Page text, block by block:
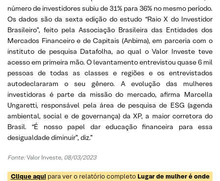
número de investidores subiu de 31% para 36% no mesmo período.
Os dados são da sexta edição do estudo “Raio X do Investidor
Brasileiro”, feito pela Associação Brasileira das Entidades dos
Mercados Financeiro e de Capitais (Anbima), em parceria com o
instituto de pesquisa Datafolha, ao qual o Valor Investe teve
acesso em primeira mão. O levantamento entrevistou quase 6 mil
pessoas de todas as classes e regiões e os entrevistados
autodeclararam o seu gênero. A evolução das mulheres
investidoras é parte da missão do mercado, afirma Marcella
Ungaretti, responsável pela área de pesquisa de ESG (agenda
ambiental, social e de governança) da XP, a maior corretora do
Brasil. “É nosso papel dar educação financeira para essa
desigualdade diminuir”, diz.”
Fonte:Valor Investe, 08/03/2023
Clique aqui para ver o relatório completo Lugar de mulher é onde